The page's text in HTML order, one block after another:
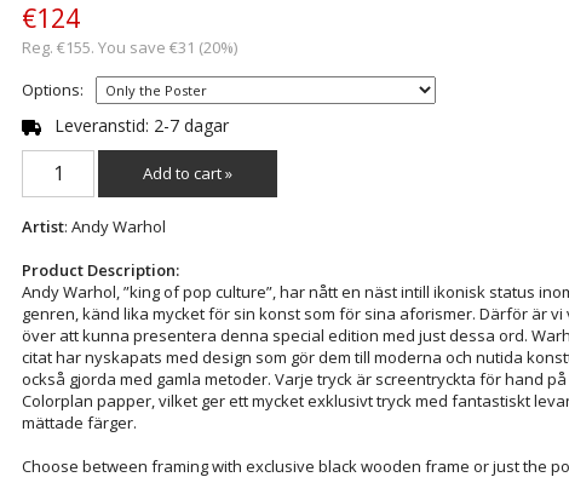
€124
Reg. €155. You save €31 (20%)
Options:
Leveranstid: 2-7 dagar
Add to cart »
Artist: Andy Warhol
Product Description:
Andy Warhol, ”king of pop culture”, har nått en näst intill ikonisk status
genren, känd lika mycket för sin konst som för sina aforismer. Därför är vi
över att kunna presentera denna special edition med just dessa ord.
citat har nyskapats med design som gör dem till moderna och nutida
också gjorda med gamla metoder. Varje tryck är screentryckta för hand på
Colorplan papper, vilket ger ett mycket exklusivt tryck med fantastiskt
mättade färger.
Choose between framing with exclusive black wooden frame or just the